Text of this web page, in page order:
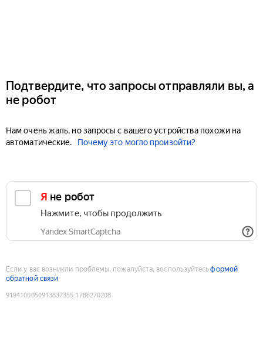
Подтвердите, что запросы отправляли вы, а
не робот
Нам очень жаль, но запросы с вашего устройства похожи на
автоматические.
Почему это могло произойти?
Я не робот
Нажмите, чтобы продолжить
Yandex SmartCaptcha
Если у вас возникли проблемы, пожалуйста, воспользуйтесьформой
обратной связи
9194100050913837355:1786270208